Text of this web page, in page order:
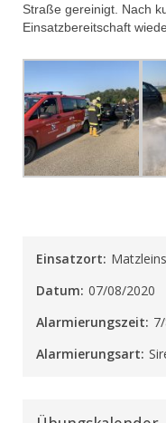
Straße gereinigt. Nach
Einsatzbereitschaft
Einsatzort:
Datum: 07/08/2020
Alarmierungszeit:
Alarmierungsart: